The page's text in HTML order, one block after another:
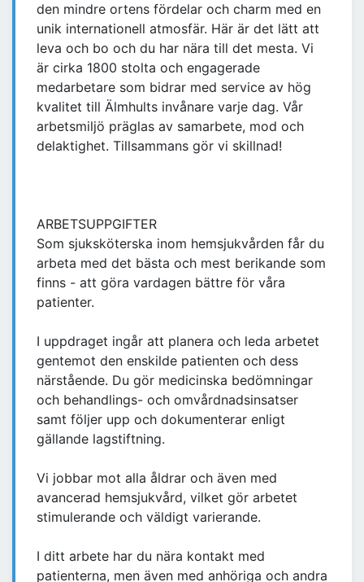
den mindre ortens fördelar och charm med en
unik internationell atmosfär. Här är det lätt att
leva och bo och du har nära till det mesta. Vi
är cirka 1800 stolta och engagerade
medarbetare som bidrar med service av hög
kvalitet till Älmhults invånare varje dag. Vår
arbetsmiljö präglas av samarbete, mod och
delaktighet. Tillsammans gör vi skillnad!
ARBETSUPPGIFTER
Som sjuksköterska inom hemsjukvården får du
arbeta med det bästa och mest berikande som
finns - att göra vardagen bättre för våra
patienter.
I uppdraget ingår att planera och leda arbetet
gentemot den enskilde patienten och dess
närstående. Du gör medicinska bedömningar
och behandlings- och omvårdnadsinsatser
samt följer upp och dokumenterar enligt
gällande lagstiftning.
Vi jobbar mot alla åldrar och även med
avancerad hemsjukvård, vilket gör arbetet
stimulerande och väldigt varierande.
I ditt arbete har du nära kontakt med
patienterna, men även med anhöriga och andra